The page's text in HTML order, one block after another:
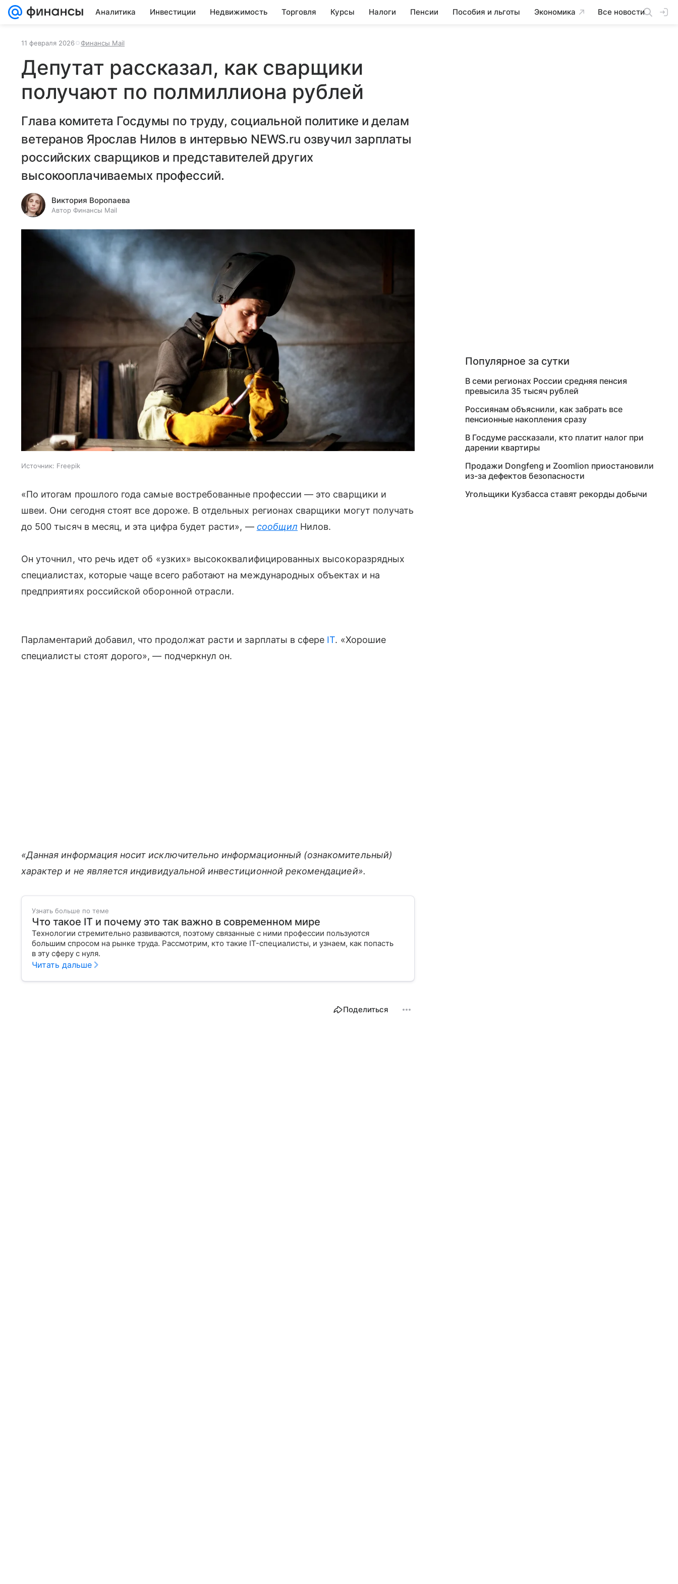
Аналитика Инвестиции Недвижимость Торговля Курсы Налоги Пенсии Пособия и льготы Экономика Все новости
11 февраля 2026 Финансы Mail
Депутат рассказал, как сварщики
получают по полмиллиона рублей
Глава комитета Госдумы по труду, социальной политике и делам
ветеранов Ярослав Нилов в интервью NEWS.ru озвучил зарплаты
российских сварщиков и представителей других
высокооплачиваемых профессий.
Виктория Воропаева
Автор Финансы Mail
Источник: Freepik
«По итогам прошлого года самые востребованные профессии — это сварщики и
швеи. Они сегодня стоят все дороже. В отдельных регионах сварщики могут получать
до 500 тысяч в месяц, и эта цифра будет расти», — сообщил Нилов.
Он уточнил, что речь идет об «узких» высококвалифицированных высокоразрядных
специалистах, которые чаще всего работают на международных объектах и на
предприятиях российской оборонной отрасли.
Парламентарий добавил, что продолжат расти и зарплаты в сфере IT. «Хорошие
специалисты стоят дорого», — подчеркнул он.
«Данная информация носит исключительно информационный (ознакомительный)
характер и не является индивидуальной инвестиционной рекомендацией».
Узнать больше по теме
Что такое IT и почему это так важно в современном мире
Технологии стремительно развиваются, поэтому связанные с ними профессии пользуются
большим спросом на рынке труда. Рассмотрим, кто такие IT-специалисты, и узнаем, как попасть
в эту сферу с нуля.
Читать дальше
Поделиться
Популярное за сутки
В семи регионах России средняя пенсия
превысила 35 тысяч рублей
Россиянам объяснили, как забрать все
пенсионные накопления сразу
В Госдуме рассказали, кто платит налог при
дарении квартиры
Продажи Dongfeng и Zoomlion приостановили
из-за дефектов безопасности
Угольщики Кузбасса ставят рекорды добычи